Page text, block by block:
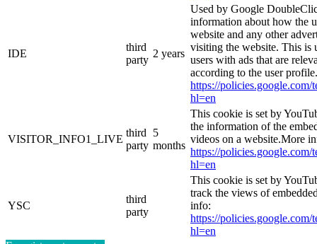
IDE
third
party
2 years
Used by Google
information about how the
website and any other
visiting the website. This is
users with ads that are
according to the user
https://policies.google.com/
hl=en
VISITOR_INFO1_LIVE
third
party
5
months
This cookie is set by
the information of the
videos on a website.More
https://policies.google.com/
hl=en
YSC
third
party
This cookie is set by
track the views of
info:
https://policies.google.com/
hl=en